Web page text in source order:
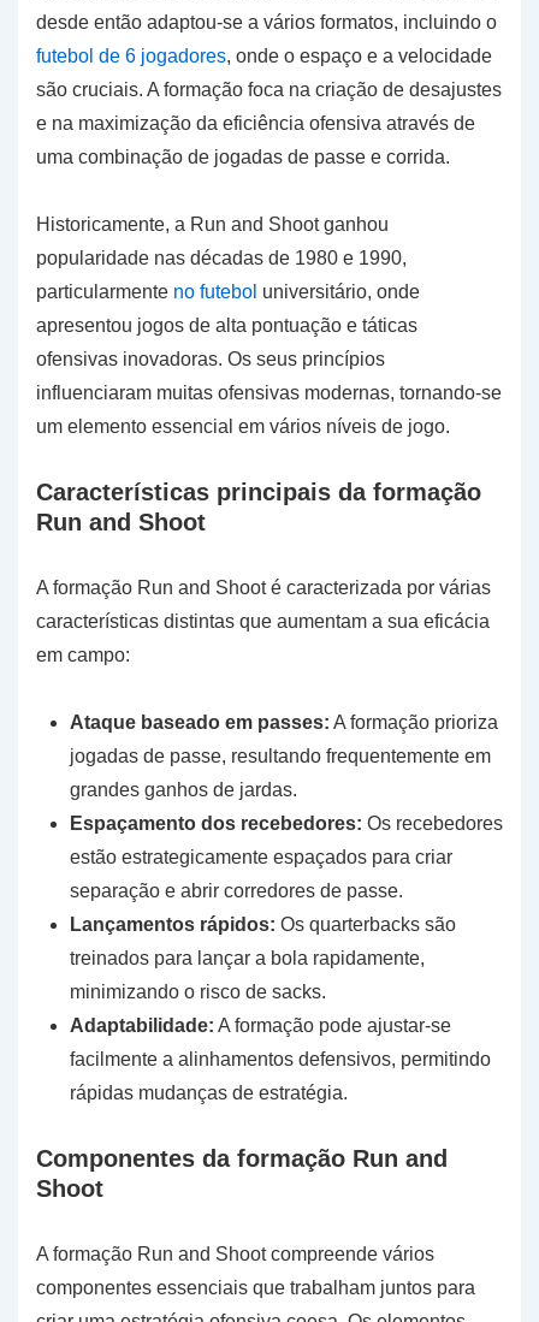
desde então adaptou-se a vários formatos, incluindo o
futebol de 6 jogadores, onde o espaço e a velocidade
são cruciais. A formação foca na criação de desajustes
e na maximização da eficiência ofensiva através de
uma combinação de jogadas de passe e corrida.
Historicamente, a Run and Shoot ganhou
popularidade nas décadas de 1980 e 1990,
particularmente no futebol universitário, onde
apresentou jogos de alta pontuação e táticas
ofensivas inovadoras. Os seus princípios
influenciaram muitas ofensivas modernas, tornando-se
um elemento essencial em vários níveis de jogo.
Características principais da formação
Run and Shoot
A formação Run and Shoot é caracterizada por várias
características distintas que aumentam a sua eficácia
em campo:
Ataque baseado em passes: A formação prioriza
jogadas de passe, resultando frequentemente em
grandes ganhos de jardas.
Espaçamento dos recebedores: Os recebedores
estão estrategicamente espaçados para criar
separação e abrir corredores de passe.
Lançamentos rápidos: Os quarterbacks são
treinados para lançar a bola rapidamente,
minimizando o risco de sacks.
Adaptabilidade: A formação pode ajustar-se
facilmente a alinhamentos defensivos, permitindo
rápidas mudanças de estratégia.
Componentes da formação Run and
Shoot
A formação Run and Shoot compreende vários
componentes essenciais que trabalham juntos para